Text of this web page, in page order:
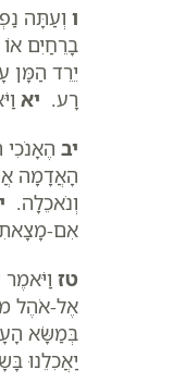
ו וְעַתָּה
בָרֵחַיִם
יֵרֵד הַמָּן
רָע. יא
יב
הָאֲדָמָה
וְנֹאכֵלָה.
אִם-
טז
אֶל-אֹהֶל
בְּמַשָּׂא
יַאֲכִלֵנוּ